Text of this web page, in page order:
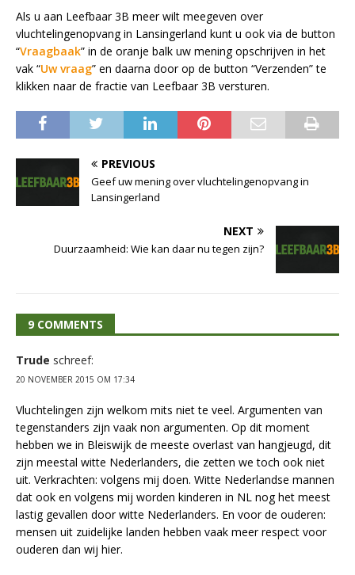
Als u aan Leefbaar 3B meer wilt meegeven over
vluchtelingenopvang in Lansingerland kunt u ook via de button
“Vraagbaak” in de oranje balk uw mening opschrijven in het
vak “Uw vraag” en daarna door op de button “Verzenden” te
klikken naar de fractie van Leefbaar 3B versturen.
PREVIOUS
Geef uw mening over vluchtelingenopvang in
Lansingerland
NEXT
Duurzaamheid: Wie kan daar nu tegen zijn?
9 COMMENTS
Trude schreef:
20 NOVEMBER 2015 OM 17:34
Vluchtelingen zijn welkom mits niet te veel. Argumenten van
tegenstanders zijn vaak non argumenten. Op dit moment
hebben we in Bleiswijk de meeste overlast van hangjeugd, dit
zijn meestal witte Nederlanders, die zetten we toch ook niet
uit. Verkrachten: volgens mij doen. Witte Nederlandse mannen
dat ook en volgens mij worden kinderen in NL nog het meest
lastig gevallen door witte Nederlanders. En voor de ouderen:
mensen uit zuidelijke landen hebben vaak meer respect voor
ouderen dan wij hier.